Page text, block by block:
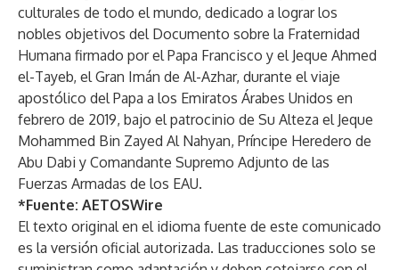
culturales de todo el mundo, dedicado a lograr los
nobles objetivos del Documento sobre la Fraternidad
Humana firmado por el Papa Francisco y el Jeque Ahmed
el-Tayeb, el Gran Imán de Al-Azhar, durante el viaje
apostólico del Papa a los Emiratos Árabes Unidos en
febrero de 2019, bajo el patrocinio de Su Alteza el Jeque
Mohammed Bin Zayed Al Nahyan, Príncipe Heredero de
Abu Dabi y Comandante Supremo Adjunto de las
Fuerzas Armadas de los EAU.
*Fuente: AETOSWire
El texto original en el idioma fuente de este comunicado
es la versión oficial autorizada. Las traducciones solo se